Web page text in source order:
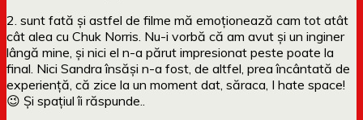
2. sunt fată și astfel de filme mă emoționează cam tot atât
cât alea cu Chuk Norris. Nu-i vorbă că am avut și un inginer
lângă mine, și nici el n-a părut impresionat peste poate la
final. Nici Sandra însăși n-a fost, de altfel, prea încântată de
experiență, că zice la un moment dat, săraca, I hate space!
😉 Și spațiul îi răspunde..